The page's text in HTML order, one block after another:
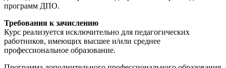
программ ДПО.
Требования к зачислению
Курс реализуется исключительно для педагогических
работников, имеющих высшее и/или среднее
профессиональное образование.